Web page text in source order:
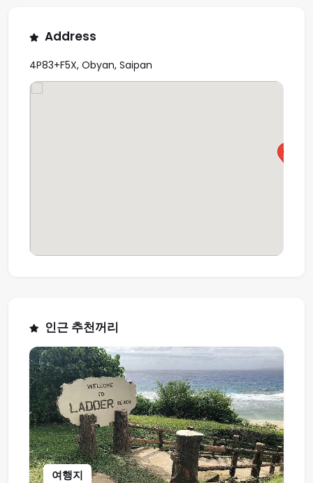
Address
4P83+F5X, Obyan, Saipan
인근 추천꺼리
여행지